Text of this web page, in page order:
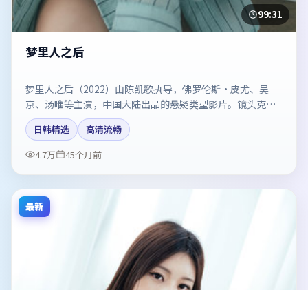
99:31
梦里人之后
梦里人之后（2022）由陈凯歌执导，佛罗伦斯·皮尤、吴
京、汤唯等主演，中国大陆出品的悬疑类型影片。镜头克制
却充满张力，人物弧光完整。剧情简介与主创信息可供检索
参考，上映日期以片方资料为准。
日韩精选
高清流畅
4.7万
45个月前
最新